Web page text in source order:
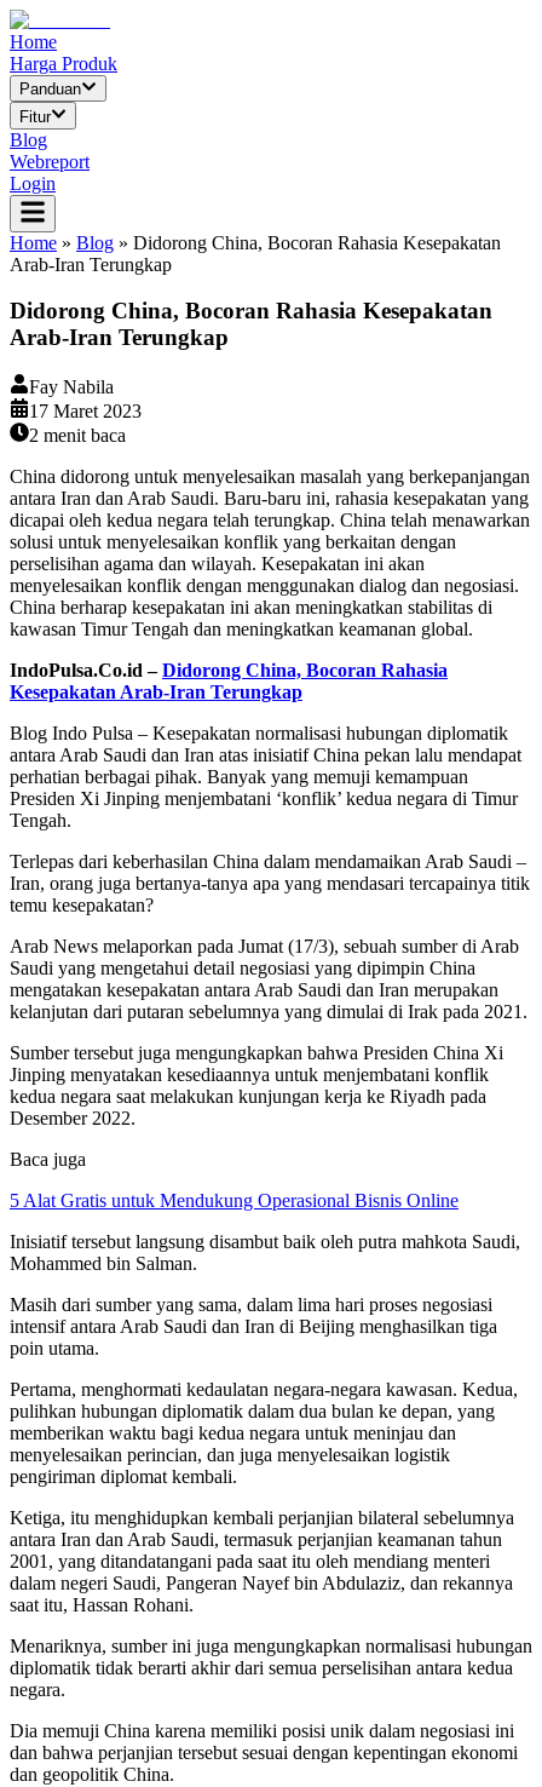
Home
Harga Produk
Panduan
Fitur
Blog
Webreport
Login
Home » Blog » Didorong China, Bocoran Rahasia Kesepakatan
Arab-Iran Terungkap
Didorong China, Bocoran Rahasia Kesepakatan
Arab-Iran Terungkap
Fay Nabila
17 Maret 2023
2 menit baca
China didorong untuk menyelesaikan masalah yang berkepanjangan
antara Iran dan Arab Saudi. Baru-baru ini, rahasia kesepakatan yang
dicapai oleh kedua negara telah terungkap. China telah menawarkan
solusi untuk menyelesaikan konflik yang berkaitan dengan
perselisihan agama dan wilayah. Kesepakatan ini akan
menyelesaikan konflik dengan menggunakan dialog dan negosiasi.
China berharap kesepakatan ini akan meningkatkan stabilitas di
kawasan Timur Tengah dan meningkatkan keamanan global.
IndoPulsa.Co.id –Didorong China, Bocoran Rahasia
Kesepakatan Arab-Iran Terungkap
Blog Indo Pulsa – Kesepakatan normalisasi hubungan diplomatik
antara Arab Saudi dan Iran atas inisiatif China pekan lalu mendapat
perhatian berbagai pihak. Banyak yang memuji kemampuan
Presiden Xi Jinping menjembatani ‘konflik’ kedua negara di Timur
Tengah.
Terlepas dari keberhasilan China dalam mendamaikan Arab Saudi –
Iran, orang juga bertanya-tanya apa yang mendasari tercapainya titik
temu kesepakatan?
Arab News melaporkan pada Jumat (17/3), sebuah sumber di Arab
Saudi yang mengetahui detail negosiasi yang dipimpin China
mengatakan kesepakatan antara Arab Saudi dan Iran merupakan
kelanjutan dari putaran sebelumnya yang dimulai di Irak pada 2021.
Sumber tersebut juga mengungkapkan bahwa Presiden China Xi
Jinping menyatakan kesediaannya untuk menjembatani konflik
kedua negara saat melakukan kunjungan kerja ke Riyadh pada
Desember 2022.
Baca juga
5 Alat Gratis untuk Mendukung Operasional Bisnis Online
Inisiatif tersebut langsung disambut baik oleh putra mahkota Saudi,
Mohammed bin Salman.
Masih dari sumber yang sama, dalam lima hari proses negosiasi
intensif antara Arab Saudi dan Iran di Beijing menghasilkan tiga
poin utama.
Pertama, menghormati kedaulatan negara-negara kawasan. Kedua,
pulihkan hubungan diplomatik dalam dua bulan ke depan, yang
memberikan waktu bagi kedua negara untuk meninjau dan
menyelesaikan perincian, dan juga menyelesaikan logistik
pengiriman diplomat kembali.
Ketiga, itu menghidupkan kembali perjanjian bilateral sebelumnya
antara Iran dan Arab Saudi, termasuk perjanjian keamanan tahun
2001, yang ditandatangani pada saat itu oleh mendiang menteri
dalam negeri Saudi, Pangeran Nayef bin Abdulaziz, dan rekannya
saat itu, Hassan Rohani.
Menariknya, sumber ini juga mengungkapkan normalisasi hubungan
diplomatik tidak berarti akhir dari semua perselisihan antara kedua
negara.
Dia memuji China karena memiliki posisi unik dalam negosiasi ini
dan bahwa perjanjian tersebut sesuai dengan kepentingan ekonomi
dan geopolitik China.